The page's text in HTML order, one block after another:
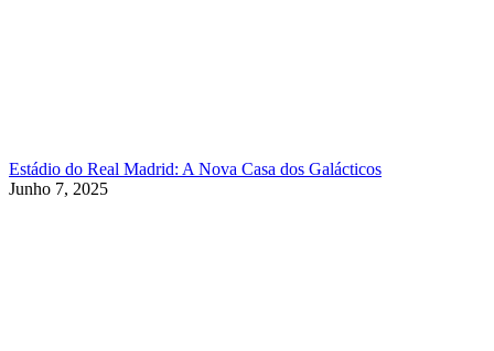
Estádio do Real Madrid: A Nova Casa dos Galácticos
Junho 7, 2025